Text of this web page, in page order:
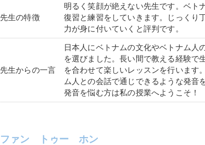
先生の特徴
明るく笑顔が絶えない先生です。ベト
復習と練習をしていきます。じっくり
力が身に付いていくと評判です。
先生からの一言
日本人にベトナムの文化やベトナム人
を選びました。長い間で教える経験で
を合わせて楽しいレッスンを行います
ム人との会話で通じできるような発音
発音を悩む方は私の授業へようこそ！
ファン トゥー ホン